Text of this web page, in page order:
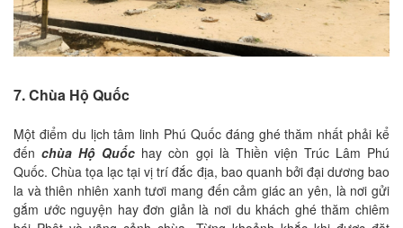
7. Chùa Hộ Quốc
Một điểm du lịch tâm linh Phú Quốc đáng ghé thăm nhất phải kể
đến chùa Hộ Quốc hay còn gọi là Thiền viện Trúc Lâm Phú
Quốc. Chùa tọa lạc tại vị trí đắc địa, bao quanh bởi đại dương bao
la và thiên nhiên xanh tươi mang đến cảm giác an yên, là nơi gửi
gắm ước nguyện hay đơn giản là nơi du khách ghé thăm chiêm